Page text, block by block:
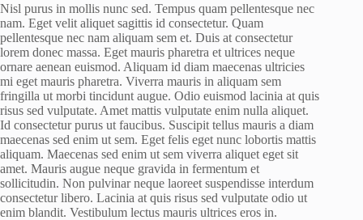
Nisl purus in mollis nunc sed. Tempus quam pellentesque nec
nam. Eget velit aliquet sagittis id consectetur. Quam
pellentesque nec nam aliquam sem et. Duis at consectetur
lorem donec massa. Eget mauris pharetra et ultrices neque
ornare aenean euismod. Aliquam id diam maecenas ultricies
mi eget mauris pharetra. Viverra mauris in aliquam sem
fringilla ut morbi tincidunt augue. Odio euismod lacinia at quis
risus sed vulputate. Amet mattis vulputate enim nulla aliquet.
Id consectetur purus ut faucibus. Suscipit tellus mauris a diam
maecenas sed enim ut sem. Eget felis eget nunc lobortis mattis
aliquam. Maecenas sed enim ut sem viverra aliquet eget sit
amet. Mauris augue neque gravida in fermentum et
sollicitudin. Non pulvinar neque laoreet suspendisse interdum
consectetur libero. Lacinia at quis risus sed vulputate odio ut
enim blandit. Vestibulum lectus mauris ultrices eros in.